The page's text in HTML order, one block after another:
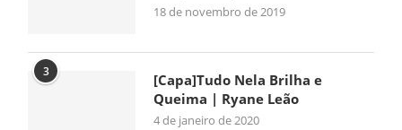
18 de novembro de 2019
3
[Capa]Tudo Nela Brilha e
Queima | Ryane Leão
4 de janeiro de 2020